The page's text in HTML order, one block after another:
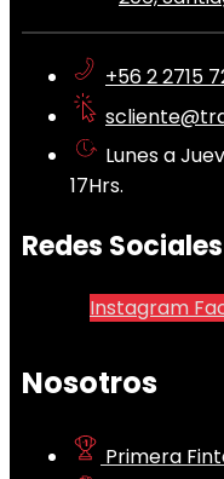
+56 2 2715
Lunes a
17Hrs.
Redes Sociales
Instagram
Nosotros
Primera